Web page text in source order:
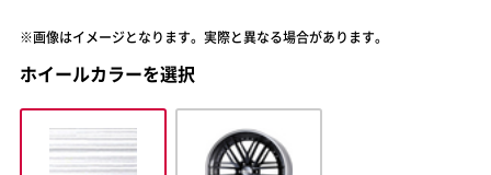
※画像はイメージとなります。実際と異なる場合があります。
ホイールカラーを選択